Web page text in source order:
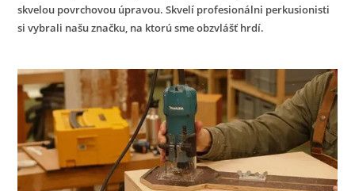
skvelou povrchovou úpravou. Skvelí profesionálni perkusionisti
si vybrali našu značku, na ktorú sme obzvlášť hrdí.